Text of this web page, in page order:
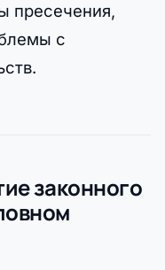
пресечения,
с
законного